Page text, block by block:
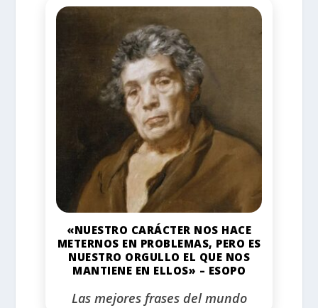
«NUESTRO CARÁCTER NOS HACE
METERNOS EN PROBLEMAS, PERO ES
NUESTRO ORGULLO EL QUE NOS
MANTIENE EN ELLOS» – ESOPO
Las mejores frases del mundo